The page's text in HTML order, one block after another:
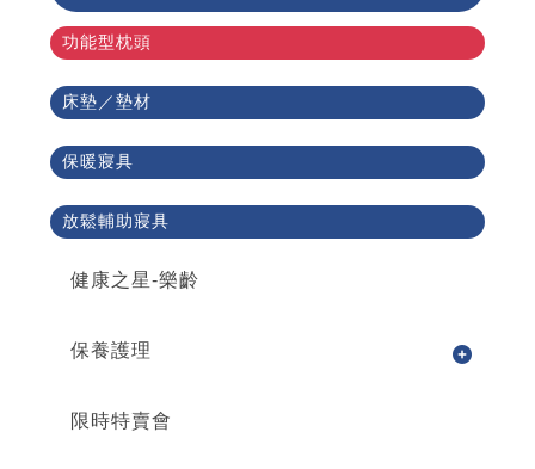
功能型枕頭
床墊／墊材
保暖寢具
放鬆輔助寢具
健康之星-樂齡
保養護理
限時特賣會